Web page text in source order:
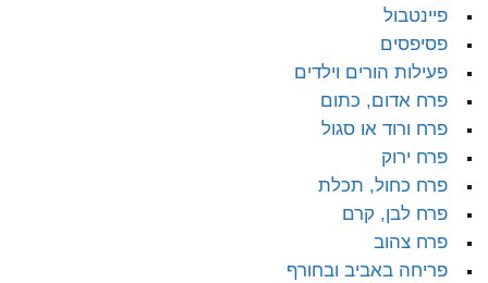
פיינטבול
פסיפסים
פעילות הורים וילדים
פרח אדום, כתום
פרח ורוד או סגול
פרח ירוק
פרח כחול, תכלת
פרח לבן, קרם
פרח צהוב
פריחה באביב ובחורף